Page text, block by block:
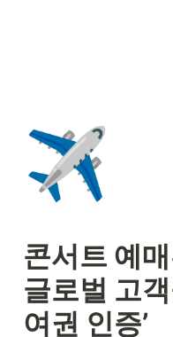
✈️
콘서트 예
글로벌 고
여권 인증’